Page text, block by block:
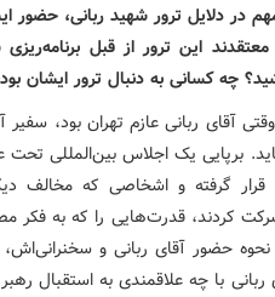
در دلایل ترور شهید ربانی، حضور
معتقدند این ترور از قبل
چه کسانی به دنبال ترور ایشان
آقای ربانی عازم تهران بود، سفیر
برپایی یک اجلاس بین‌المللی تحت
گرفته و اشخاصی که مخالف
کردند، قدرت‌هایی را که به
نحوه حضور آقای ربانی و
ربانی با چه علاقمندی به استقبال